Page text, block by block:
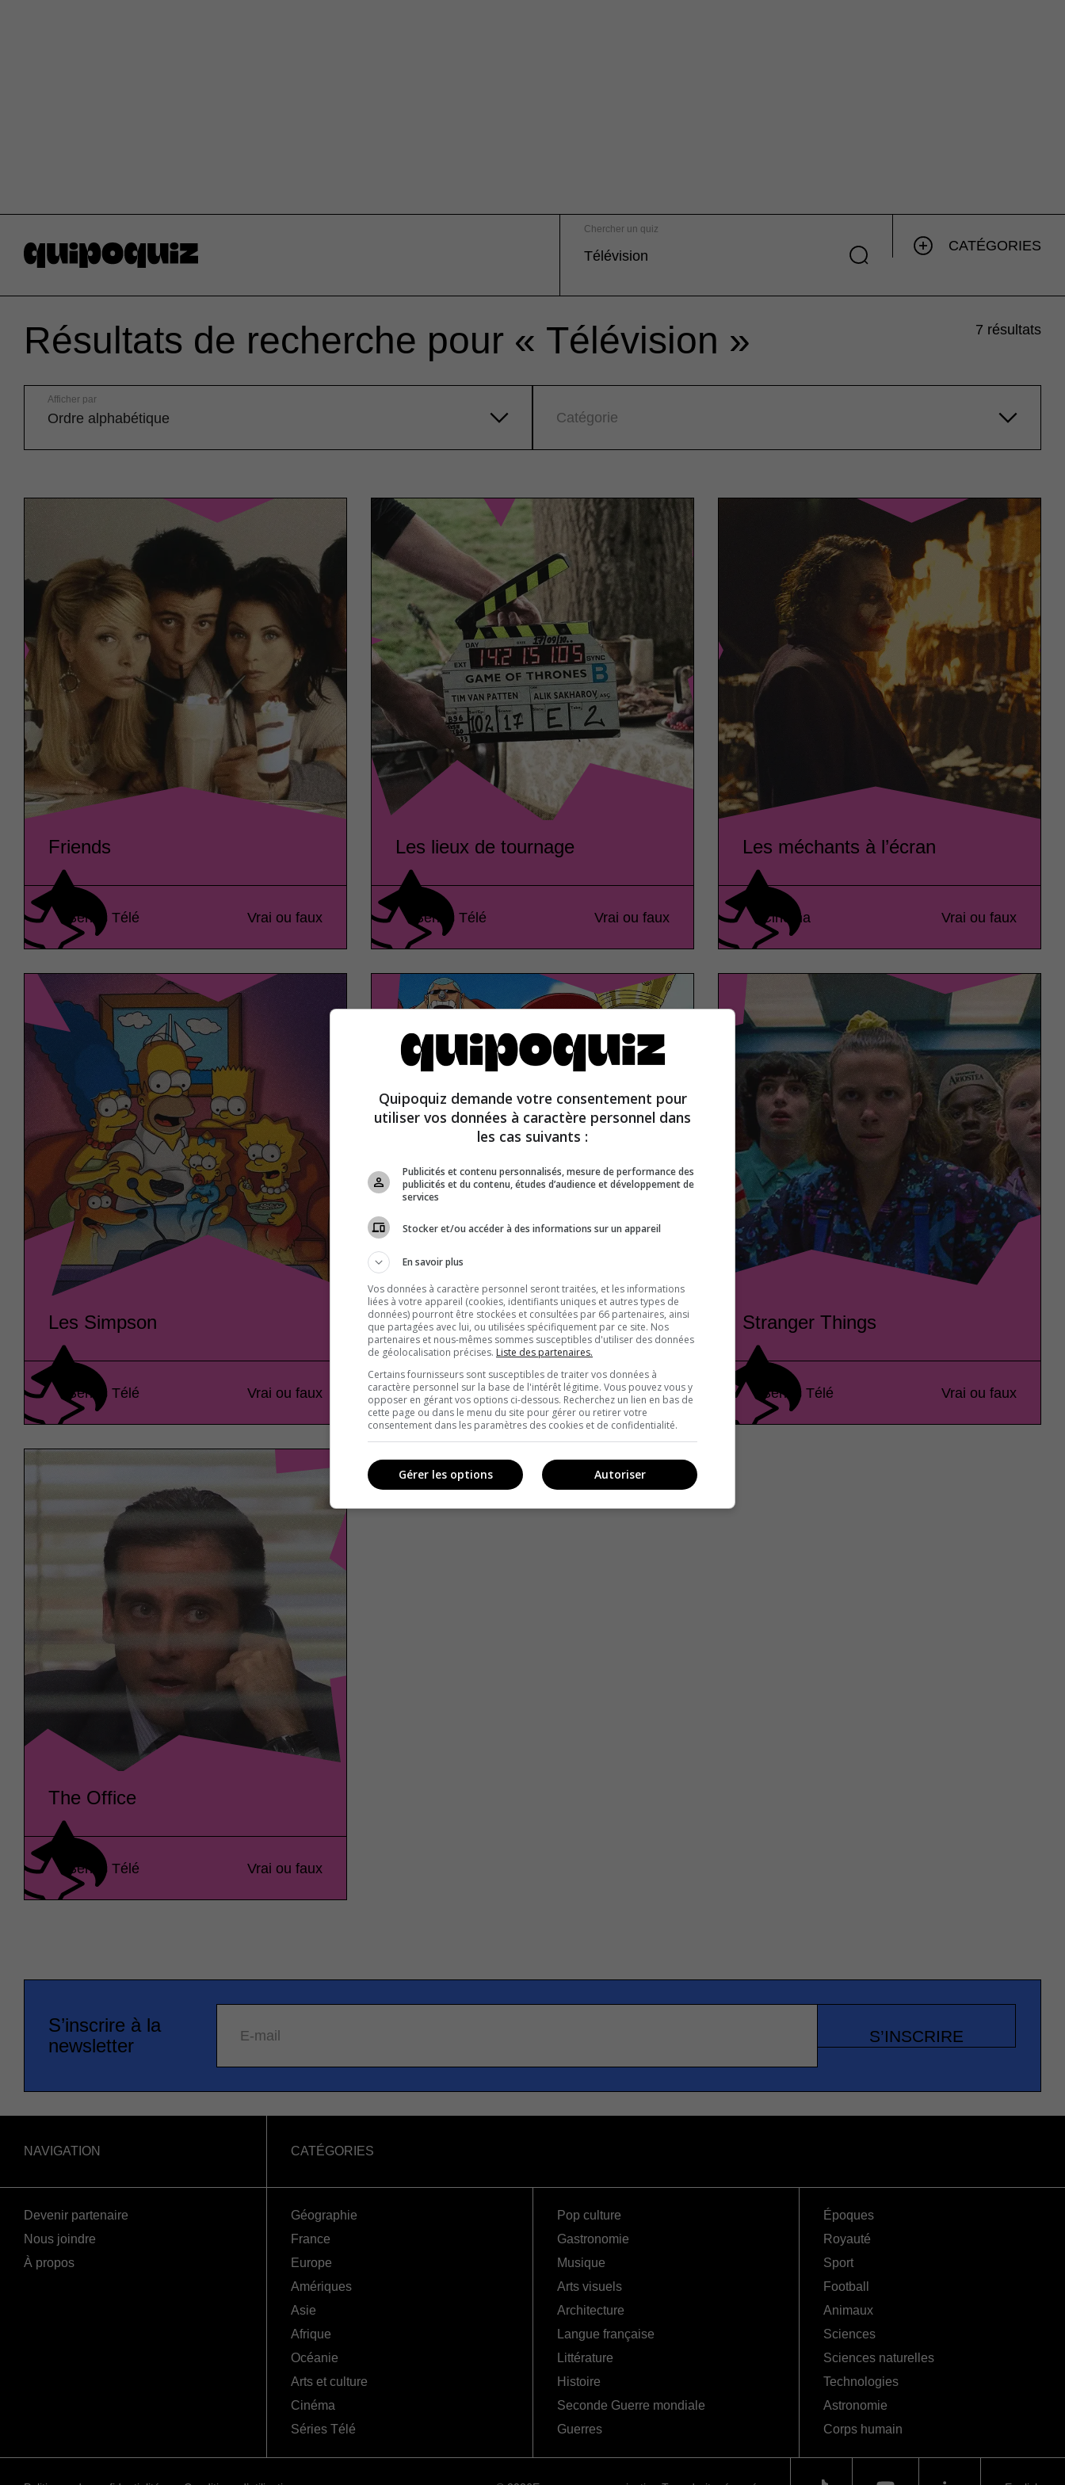
Chercher un quiz
CATÉGORIES
Résultats de recherche pour « Télévision » 7 résultats
Ordre alphabétique
Afficher par
Catégorie
Friends
Séries Télé Vrai ou faux
Les lieux de tournage
Séries Télé Vrai ou faux
Les méchants à l’écran
Cinéma Vrai ou faux
Les Simpson
Séries Télé Vrai ou faux
One Piece
Séries Télé Vrai ou faux
Stranger Things
Séries Télé Vrai ou faux
The Office
Séries Télé Vrai ou faux
S’inscrire à la
newsletter
E-mail S’INSCRIRE
NAVIGATION
Devenir partenaire
Nous joindre
À propos
CATÉGORIES
Géographie
France
Europe
Amériques
Asie
Afrique
Océanie
Arts et culture
Cinéma
Séries Télé
Pop culture
Gastronomie
Musique
Arts visuels
Architecture
Langue française
Littérature
Histoire
Seconde Guerre mondiale
Guerres
Époques
Royauté
Sport
Football
Animaux
Sciences
Sciences naturelles
Technologies
Astronomie
Corps humain
Quipoquiz demande votre consentement pour
utiliser vos données à caractère personnel dans
les cas suivants :
Publicités et contenu personnalisés, mesure de performance des
publicités et du contenu, études d’audience et développement de
services
Stocker et/ou accéder à des informations sur un appareil
En savoir plus
Vos données à caractère personnel seront traitées, et les informations
liées à votre appareil (cookies, identifiants uniques et autres types de
données) pourront être stockées et consultées par 66 partenaires, ainsi
que partagées avec lui, ou utilisées spécifiquement par ce site. Nos
partenaires et nous-mêmes sommes susceptibles d'utiliser des données
de géolocalisation précises. Liste des partenaires.
Certains fournisseurs sont susceptibles de traiter vos données à
caractère personnel sur la base de l'intérêt légitime. Vous pouvez vous y
opposer en gérant vos options ci-dessous. Recherchez un lien en bas de
cette page ou dans le menu du site pour gérer ou retirer votre
consentement dans les paramètres des cookies et de confidentialité.
Autoriser
Gérer les options